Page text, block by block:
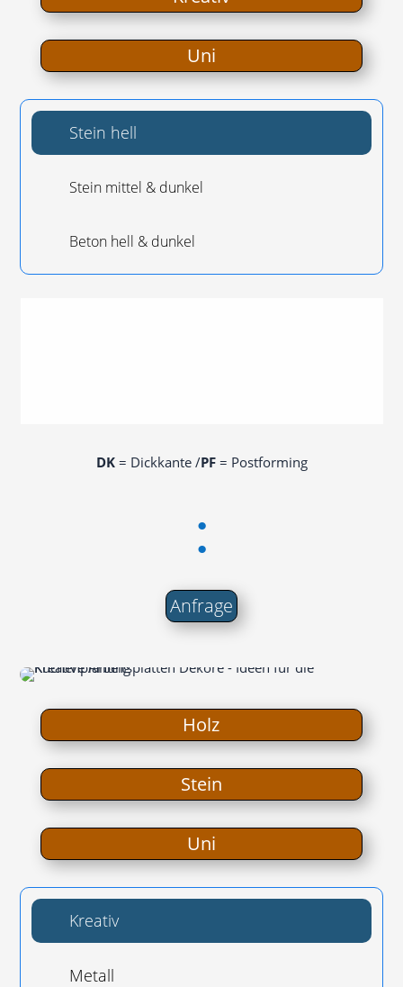
Uni
Stein hell
Stein mit­tel & dunkel
Beton hell & dunkel
DK= Dick­kan­te /​PF= Postforming
:
Anfra­ge
Holz
Stein
Uni
Krea­tiv
Metall